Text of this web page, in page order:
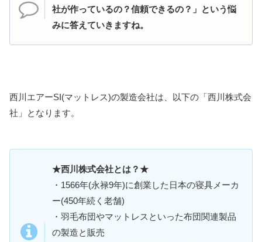
社が作っているの？信頼できるの？」という悩
みに答えていきますね。
西川エアーSI(マットレス)の製造会社は、以下の「西川株式会
社」となります。
★西川株式会社とは？★
・1566年(永禄9年)に創業した日本の寝具メーカ
ー(450年続く老舗)
・羽毛布団やマットレスといった布団関連製品
の製造と販売